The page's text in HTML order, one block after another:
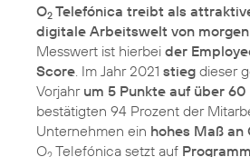
O2 Telefónica treibt als
digitale Arbeitswelt von
Messwert ist hierbei der
Score . Im Jahr 2021 stieg dieser
Vorjahr um 5 Punkte auf über
bestätigten 94 Prozent der
Unternehmen ein hohes Maß
O Telefónica setzt auf